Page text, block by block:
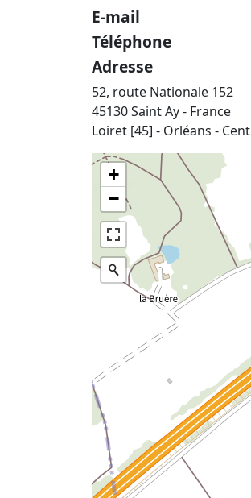
E-mail
Téléphone
Adresse
52, route Nationale 152
45130 Saint Ay - France
Loiret [45] - Orléans -
+
−